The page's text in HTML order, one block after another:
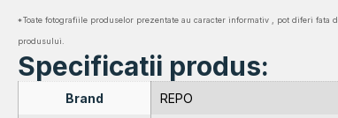
*Toate fotografiile produselor prezentate au caracter informativ , pot diferi
produsului.
Specificatii produs:
Brand REPO